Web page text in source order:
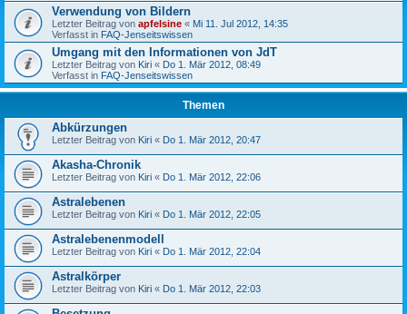
Verwendung von Bildern
Letzter Beitrag von apfelsine « Mi 11. Jul 2012, 14:35
Verfasst in FAQ-Jenseitswissen
Umgang mit den Informationen von JdT
Letzter Beitrag von Kiri « Do 1. Mär 2012, 08:49
Verfasst in FAQ-Jenseitswissen
Themen
Abkürzungen
Letzter Beitrag von Kiri « Do 1. Mär 2012, 20:47
Akasha-Chronik
Letzter Beitrag von Kiri « Do 1. Mär 2012, 22:06
Astralebenen
Letzter Beitrag von Kiri « Do 1. Mär 2012, 22:05
Astralebenenmodell
Letzter Beitrag von Kiri « Do 1. Mär 2012, 22:04
Astralkörper
Letzter Beitrag von Kiri « Do 1. Mär 2012, 22:03